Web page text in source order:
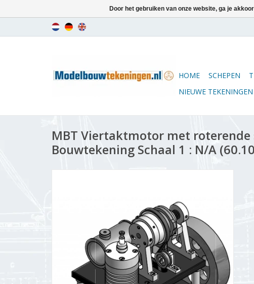
HOME SCHEPEN
NIEUWE TEKENINGEN
MBT Viertaktmotor met roterende
Bouwtekening Schaal 1 : N/A
Door het gebruiken van onze website, ga je